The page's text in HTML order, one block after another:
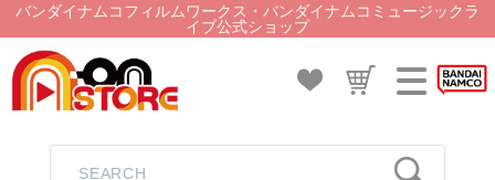
バンダイナムコフィルムワークス・バンダイナムコミュージックラ
イブ公式ショップ